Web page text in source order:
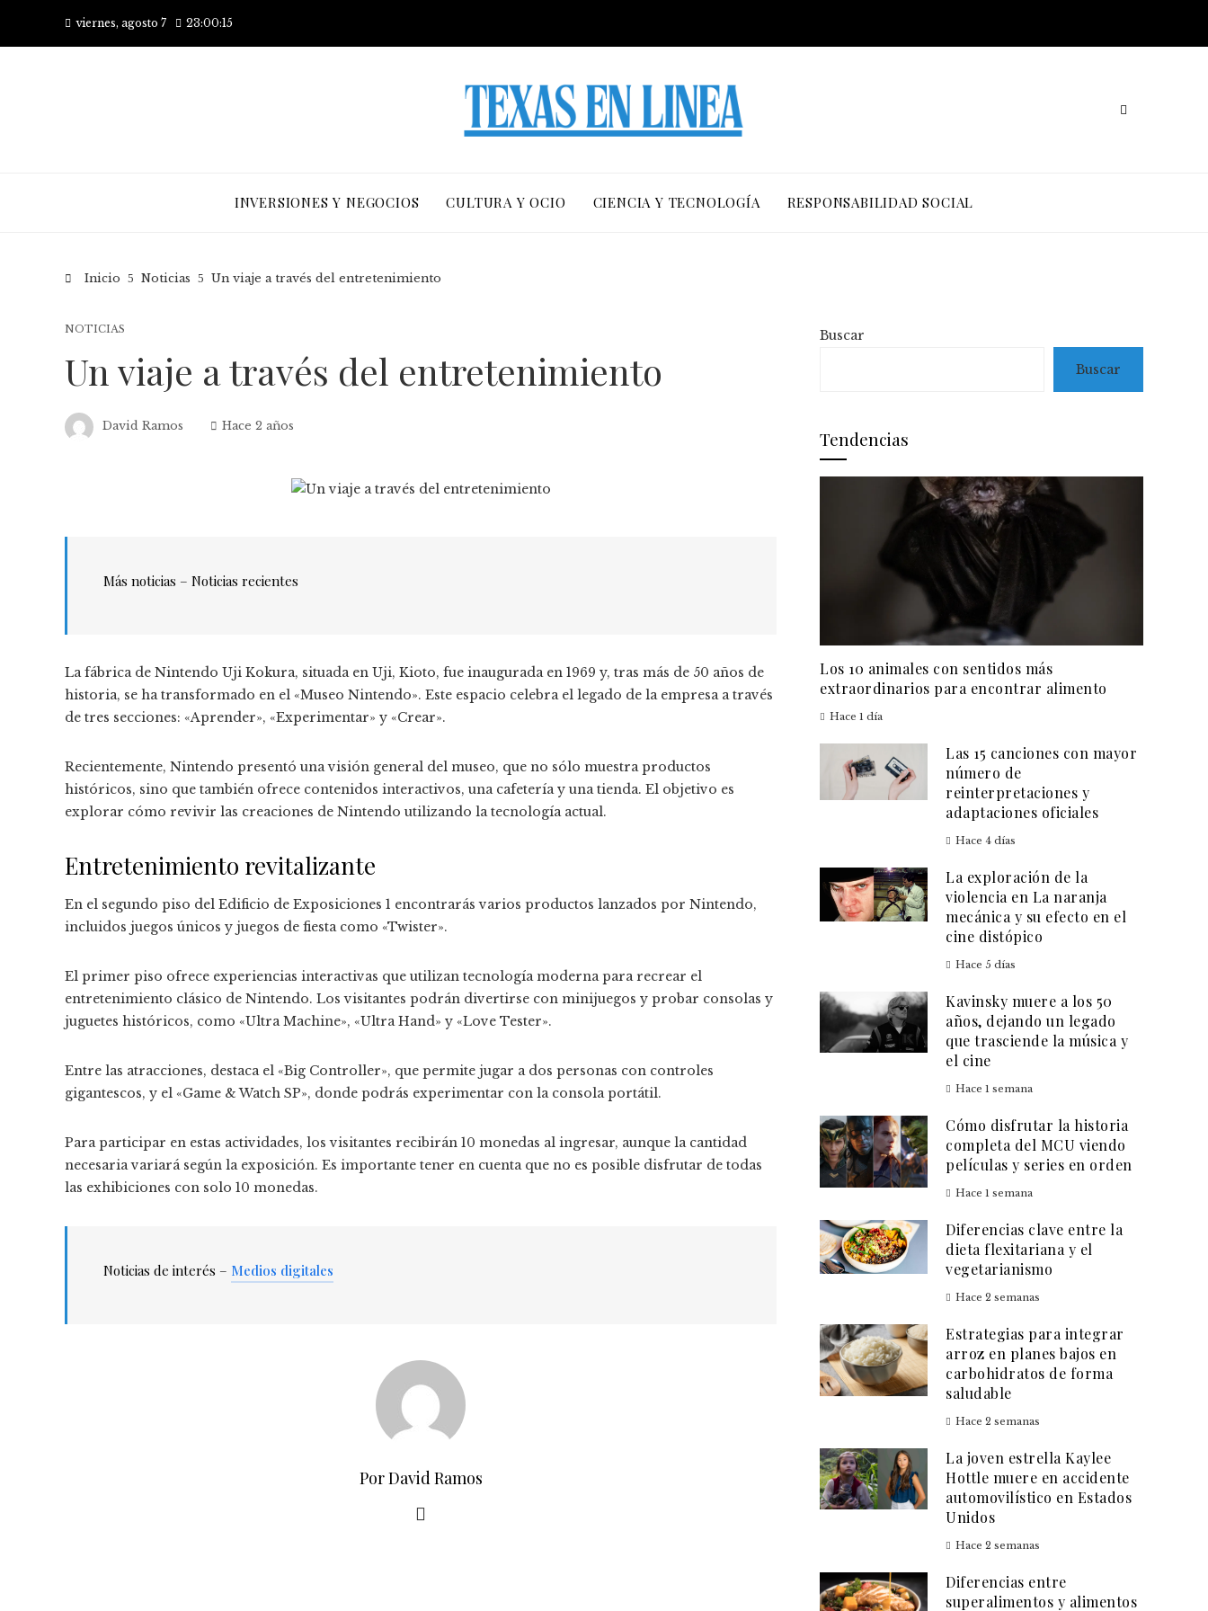
viernes, agosto 7 23:00:16
INVERSIONES Y NEGOCIOS CULTURA Y OCIO CIENCIA Y TECNOLOGÍA RESPONSABILIDAD SOCIAL
Inicio Noticias Un viaje a través del entretenimiento
NOTICIAS
Un viaje a través del entretenimiento
David Ramos Hace 2 años
Más noticias – Noticias recientes
La fábrica de Nintendo Uji Kokura, situada en Uji, Kioto, fue inaugurada en 1969 y, tras más de 50 años de
historia, se ha transformado en el «Museo Nintendo». Este espacio celebra el legado de la empresa a través
de tres secciones: «Aprender», «Experimentar» y «Crear».
Recientemente, Nintendo presentó una visión general del museo, que no sólo muestra productos
históricos, sino que también ofrece contenidos interactivos, una cafetería y una tienda. El objetivo es
explorar cómo revivir las creaciones de Nintendo utilizando la tecnología actual.
Entretenimiento revitalizante
En el segundo piso del Edificio de Exposiciones 1 encontrarás varios productos lanzados por Nintendo,
incluidos juegos únicos y juegos de fiesta como «Twister».
El primer piso ofrece experiencias interactivas que utilizan tecnología moderna para recrear el
entretenimiento clásico de Nintendo. Los visitantes podrán divertirse con minijuegos y probar consolas y
juguetes históricos, como «Ultra Machine», «Ultra Hand» y «Love Tester».
Entre las atracciones, destaca el «Big Controller», que permite jugar a dos personas con controles
gigantescos, y el «Game & Watch SP», donde podrás experimentar con la consola portátil.
Para participar en estas actividades, los visitantes recibirán 10 monedas al ingresar, aunque la cantidad
necesaria variará según la exposición. Es importante tener en cuenta que no es posible disfrutar de todas
las exhibiciones con solo 10 monedas.
Noticias de interés – Medios digitales
Por David Ramos
Buscar
Buscar
Tendencias
Los 10 animales con sentidos más
extraordinarios para encontrar alimento
Hace 1 día
Las 15 canciones con mayor
número de
reinterpretaciones y
adaptaciones oficiales
Hace 4 días
La exploración de la
violencia en La naranja
mecánica y su efecto en el
cine distópico
Hace 5 días
Kavinsky muere a los 50
años, dejando un legado
que trasciende la música y
el cine
Hace 1 semana
Cómo disfrutar la historia
completa del MCU viendo
películas y series en orden
Hace 1 semana
Diferencias clave entre la
dieta flexitariana y el
vegetarianismo
Hace 2 semanas
Estrategias para integrar
arroz en planes bajos en
carbohidratos de forma
saludable
Hace 2 semanas
La joven estrella Kaylee
Hottle muere en accidente
automovilístico en Estados
Unidos
Hace 2 semanas
Diferencias entre
superalimentos y alimentos